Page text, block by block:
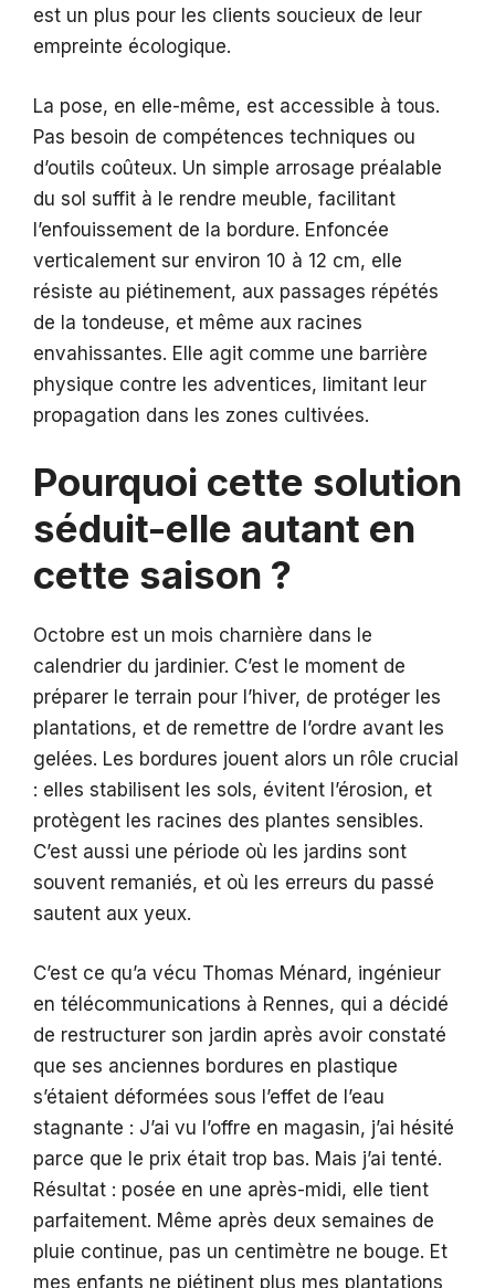
est un plus pour les clients soucieux de leur
empreinte écologique.
La pose, en elle-même, est accessible à tous.
Pas besoin de compétences techniques ou
d’outils coûteux. Un simple arrosage préalable
du sol suffit à le rendre meuble, facilitant
l’enfouissement de la bordure. Enfoncée
verticalement sur environ 10 à 12 cm, elle
résiste au piétinement, aux passages répétés
de la tondeuse, et même aux racines
envahissantes. Elle agit comme une barrière
physique contre les adventices, limitant leur
propagation dans les zones cultivées.
Pourquoi cette solution
séduit-elle autant en
cette saison ?
Octobre est un mois charnière dans le
calendrier du jardinier. C’est le moment de
préparer le terrain pour l’hiver, de protéger les
plantations, et de remettre de l’ordre avant les
gelées. Les bordures jouent alors un rôle crucial
: elles stabilisent les sols, évitent l’érosion, et
protègent les racines des plantes sensibles.
C’est aussi une période où les jardins sont
souvent remaniés, et où les erreurs du passé
sautent aux yeux.
C’est ce qu’a vécu Thomas Ménard, ingénieur
en télécommunications à Rennes, qui a décidé
de restructurer son jardin après avoir constaté
que ses anciennes bordures en plastique
s’étaient déformées sous l’effet de l’eau
stagnante : J’ai vu l’offre en magasin, j’ai hésité
parce que le prix était trop bas. Mais j’ai tenté.
Résultat : posée en une après-midi, elle tient
parfaitement. Même après deux semaines de
pluie continue, pas un centimètre ne bouge. Et
mes enfants ne piétinent plus mes plantations